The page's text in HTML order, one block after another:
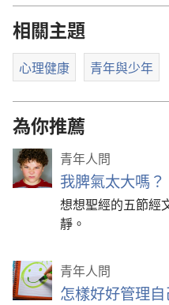
相關主題
心理健康 青年與少年
為你推薦
青年人問
我脾氣太大嗎？
想想聖經的五節經
靜。
青年人問
怎樣好好管理